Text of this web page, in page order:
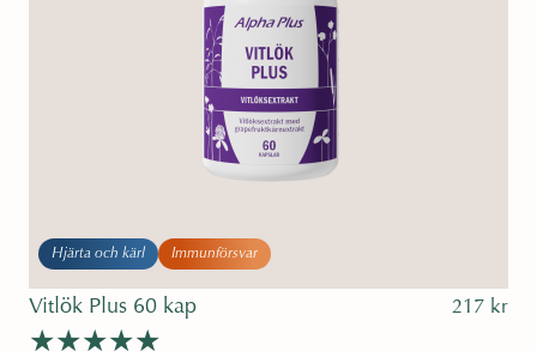
Hjärta och kärl Immunförsvar
Vitlök Plus 60 kap 217 kr